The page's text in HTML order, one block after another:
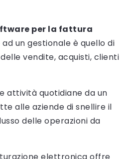
per la fattura
un gestionale è quello di
vendite, acquisti, clienti
attività quotidiane da un
alle aziende di snellire il
delle operazioni da